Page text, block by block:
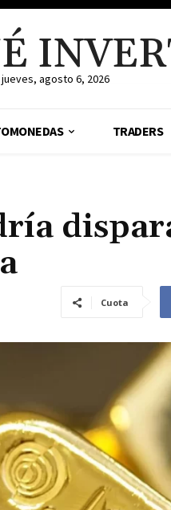
jueves, agosto 6, 2026
TRADERS
Cuota